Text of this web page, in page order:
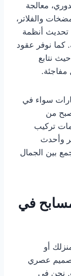
معالجة
والفلاتر،
تحديث أنظمة
كما نوفر عقود
نتابع
سواء في
من
تركيب
وأحدث
بين الجمال
في
أو
عصري
نحن في